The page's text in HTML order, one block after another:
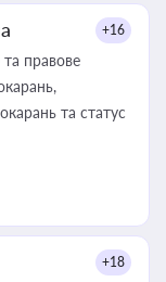
+16
правове
та статус
+18